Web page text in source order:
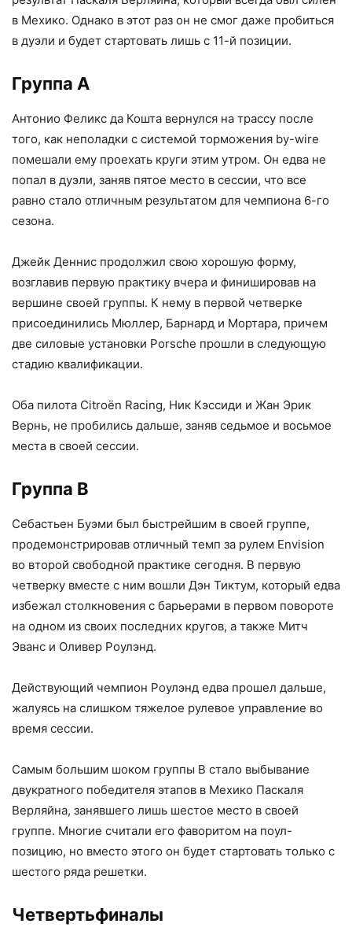
в Мехико. Однако в этот раз он не смог даже пробиться
в дуэли и будет стартовать лишь с 11-й позиции.
Группа А
Антонио Феликс да Кошта вернулся на трассу после
того, как неполадки с системой торможения by-wire
помешали ему проехать круги этим утром. Он едва не
попал в дуэли, заняв пятое место в сессии, что все
равно стало отличным результатом для чемпиона 6-го
сезона.
Джейк Деннис продолжил свою хорошую форму,
возглавив первую практику вчера и финишировав на
вершине своей группы. К нему в первой четверке
присоединились Мюллер, Барнард и Мортара, причем
две силовые установки Porsche прошли в следующую
стадию квалификации.
Оба пилота Citroën Racing, Ник Кэссиди и Жан Эрик
Вернь, не пробились дальше, заняв седьмое и восьмое
места в своей сессии.
Группа B
Себастьен Буэми был быстрейшим в своей группе,
продемонстрировав отличный темп за рулем Envision
во второй свободной практике сегодня. В первую
четверку вместе с ним вошли Дэн Тиктум, который едва
избежал столкновения с барьерами в первом повороте
на одном из своих последних кругов, а также Митч
Эванс и Оливер Роулэнд.
Действующий чемпион Роулэнд едва прошел дальше,
жалуясь на слишком тяжелое рулевое управление во
время сессии.
Самым большим шоком группы B стало выбывание
двукратного победителя этапов в Мехико Паскаля
Верляйна, занявшего лишь шестое место в своей
группе. Многие считали его фаворитом на поул-
позицию, но вместо этого он будет стартовать только с
шестого ряда решетки.
Четвертьфиналы